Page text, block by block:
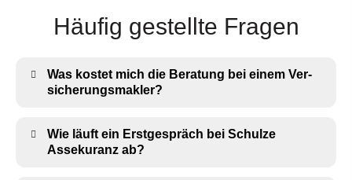
Häufig gestellte Fragen
Was kostet mich die Beratung bei einem Ver­
sicherungs­makler?
Wie läuft ein Erstgespräch bei Schulze
Assekuranz ab?